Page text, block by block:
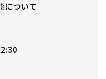
について